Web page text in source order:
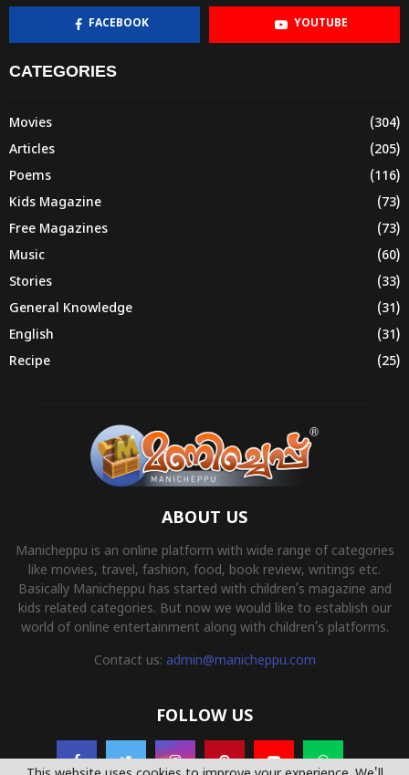
FACEBOOK YOUTUBE
CATEGORIES
Movies
(304)
Articles
(205)
Poems
(116)
Kids Magazine
(73)
Free Magazines
(73)
Music
(60)
Stories
(33)
General Knowledge
(31)
English
(31)
Recipe
(25)
ABOUT US
Manicheppu is an online platform with wide range of categories
like movies, travel, fashion, food, book review, writings etc.
Basically Manicheppu has started with children’s magazine and
kids related categories. But now we would like to establish our
world of online entertainment along with children’s platforms.
Contact us: admin@manicheppu.com
FOLLOW US